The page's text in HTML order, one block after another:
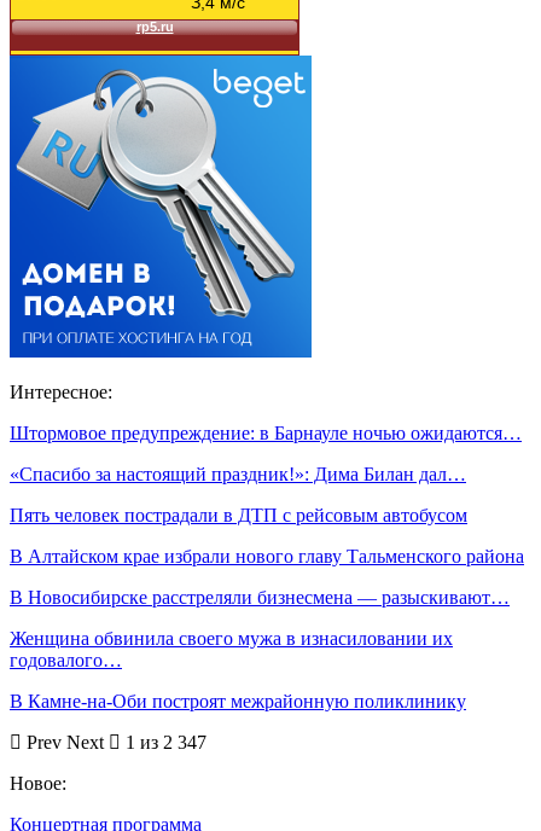
Интересное:
Штормовое предупреждение: в Барнауле ночью ожидаются…
«Спасибо за настоящий праздник!»: Дима Билан дал…
Пять человек пострадали в ДТП с рейсовым автобусом
В Алтайском крае избрали нового главу Тальменского района
В Новосибирске расстреляли бизнесмена — разыскивают…
Женщина обвинила своего мужа в изнасиловании их
годовалого…
В Камне-на-Оби построят межрайонную поликлинику
Prev Next
1 из 2 347
Новое:
Концертная программа